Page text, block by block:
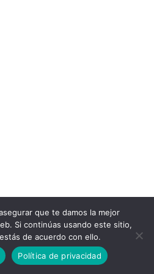
Nosovi design
que te damos la mejor
Si continúas usando este sitio,
de acuerdo con ello.
Política de privacidad